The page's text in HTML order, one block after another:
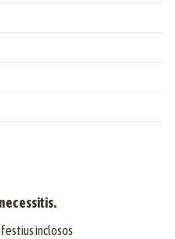
festius inclosos